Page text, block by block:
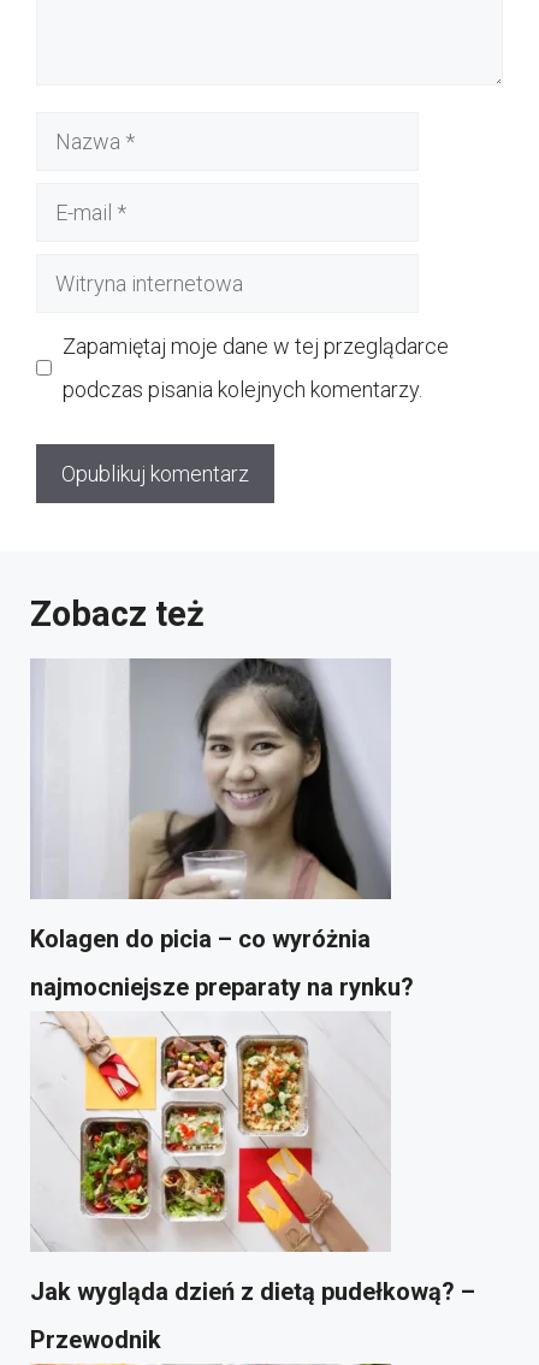
Nazwa
Witryna
Zapamiętaj moje dane w tej przeglądarce
podczas pisania kolejnych komentarzy.
Zobacz też
Kolagen do picia – co wyróżnia
najmocniejsze preparaty na rynku?
Jak wygląda dzień z dietą pudełkową? –
Przewodnik